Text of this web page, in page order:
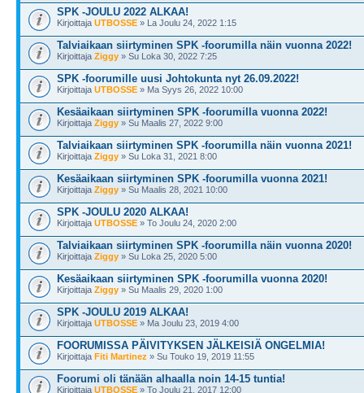
SPK -JOULU 2022 ALKAA!
Kirjoittaja UTBOSSE » La Joulu 24, 2022 1:15
Talviaikaan siirtyminen SPK -foorumilla näin vuonna 2022!
Kirjoittaja Ziggy » Su Loka 30, 2022 7:25
SPK -foorumille uusi Johtokunta nyt 26.09.2022!
Kirjoittaja UTBOSSE » Ma Syys 26, 2022 10:00
Kesäaikaan siirtyminen SPK -foorumilla vuonna 2022!
Kirjoittaja Ziggy » Su Maalis 27, 2022 9:00
Talviaikaan siirtyminen SPK -foorumilla näin vuonna 2021!
Kirjoittaja Ziggy » Su Loka 31, 2021 8:00
Kesäaikaan siirtyminen SPK -foorumilla vuonna 2021!
Kirjoittaja Ziggy » Su Maalis 28, 2021 10:00
SPK -JOULU 2020 ALKAA!
Kirjoittaja UTBOSSE » To Joulu 24, 2020 2:00
Talviaikaan siirtyminen SPK -foorumilla näin vuonna 2020!
Kirjoittaja Ziggy » Su Loka 25, 2020 5:00
Kesäaikaan siirtyminen SPK -foorumilla vuonna 2020!
Kirjoittaja Ziggy » Su Maalis 29, 2020 1:00
SPK -JOULU 2019 ALKAA!
Kirjoittaja UTBOSSE » Ma Joulu 23, 2019 4:00
FOORUMISSA PÄIVITYKSEN JÄLKEISIÄ ONGELMIA!
Kirjoittaja Fiti Martinez » Su Touko 19, 2019 11:55
Foorumi oli tänään alhaalla noin 14-15 tuntia!
Kirjoittaja UTBOSSE » To Joulu 21, 2017 12:00